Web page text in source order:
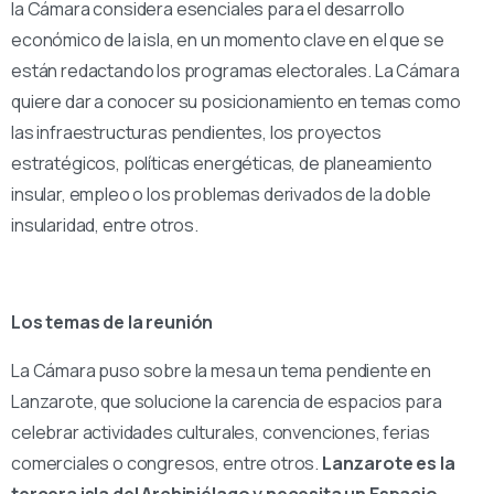
la Cámara considera esenciales para el desarrollo
económico de la isla, en un momento clave en el que se
están redactando los programas electorales. La Cámara
quiere dar a conocer su posicionamiento en temas como
las infraestructuras pendientes, los proyectos
estratégicos, políticas energéticas, de planeamiento
insular, empleo o los problemas derivados de la doble
insularidad, entre otros.
Los temas de la reunión
La Cámara puso sobre la mesa un tema pendiente en
Lanzarote, que solucione la carencia de espacios para
celebrar actividades culturales, convenciones, ferias
comerciales o congresos, entre otros. Lanzarote es la